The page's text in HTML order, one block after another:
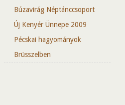
Búzavirág Néptánccsoport
Új Kenyér Ünnepe 2009
Pécskai hagyományok
Brüsszelben